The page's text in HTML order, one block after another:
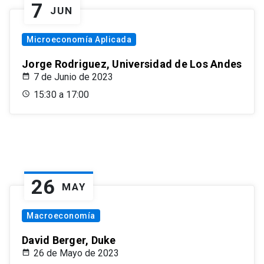
7 JUN
Microeconomía Aplicada
Jorge Rodriguez, Universidad de Los Andes
7 de Junio de 2023
15:30 a 17:00
26 MAY
Macroeconomía
David Berger, Duke
26 de Mayo de 2023